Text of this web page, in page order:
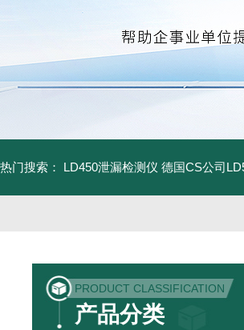
热门搜索： LD450泄漏检测仪 德国CS公司
PRODUCT CLASSIFICATION
产品分类